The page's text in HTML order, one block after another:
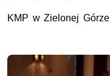
KMP w Zielonej Górze